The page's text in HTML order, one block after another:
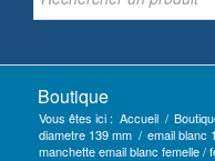
Boutique
Vous êtes ici : Accueil /
diametre 139 mm / email blanc
manchette email blanc femelle /